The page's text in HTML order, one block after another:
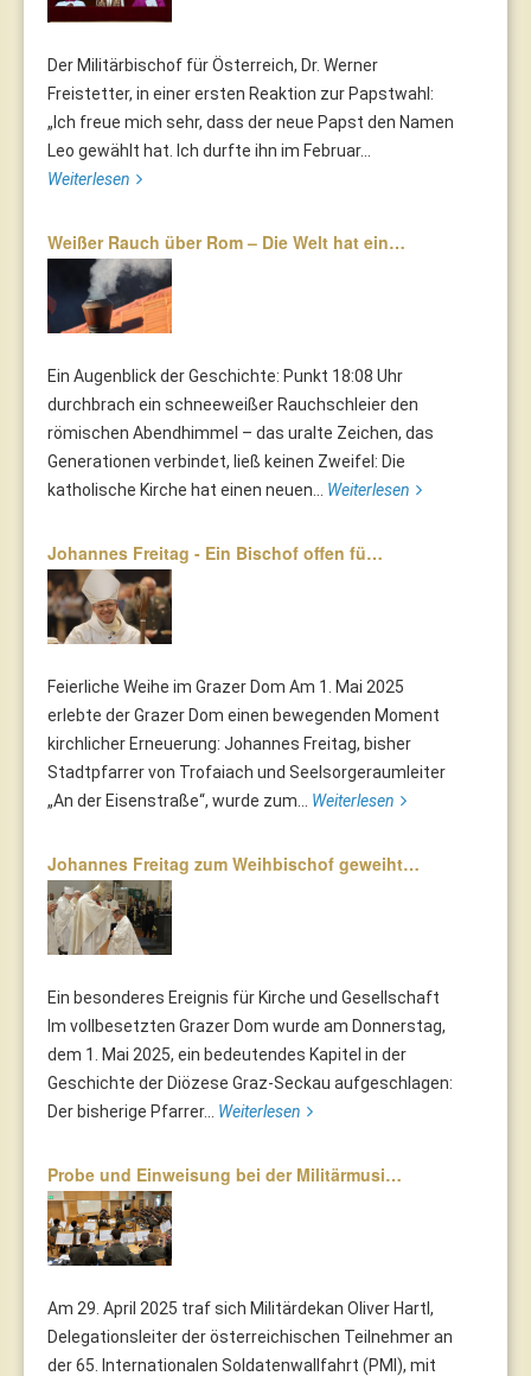
Der Militärbischof für Österreich, Dr. Werner
Freistetter, in einer ersten Reaktion zur Papstwahl:
„Ich freue mich sehr, dass der neue Papst den Namen
Leo gewählt hat. Ich durfte ihn im Februar...
Weiterlesen
Weißer Rauch über Rom – Die Welt hat ein…
Ein Augenblick der Geschichte: Punkt 18:08 Uhr
durchbrach ein schneeweißer Rauchschleier den
römischen Abendhimmel – das uralte Zeichen, das
Generationen verbindet, ließ keinen Zweifel: Die
katholische Kirche hat einen neuen... Weiterlesen
Johannes Freitag - Ein Bischof offen fü…
Feierliche Weihe im Grazer Dom Am 1. Mai 2025
erlebte der Grazer Dom einen bewegenden Moment
kirchlicher Erneuerung: Johannes Freitag, bisher
Stadtpfarrer von Trofaiach und Seelsorgeraumleiter
„An der Eisenstraße“, wurde zum... Weiterlesen
Johannes Freitag zum Weihbischof geweiht…
Ein besonderes Ereignis für Kirche und Gesellschaft
Im vollbesetzten Grazer Dom wurde am Donnerstag,
dem 1. Mai 2025, ein bedeutendes Kapitel in der
Geschichte der Diözese Graz-Seckau aufgeschlagen:
Der bisherige Pfarrer... Weiterlesen
Probe und Einweisung bei der Militärmusi…
Am 29. April 2025 traf sich Militärdekan Oliver Hartl,
Delegationsleiter der österreichischen Teilnehmer an
der 65. Internationalen Soldatenwallfahrt (PMI), mit